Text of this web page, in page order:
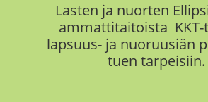
Lasten ja nuorten
ammattitaitoista KKT-
lapsuus- ja nuoruusiän
tuen tarpeisiin.